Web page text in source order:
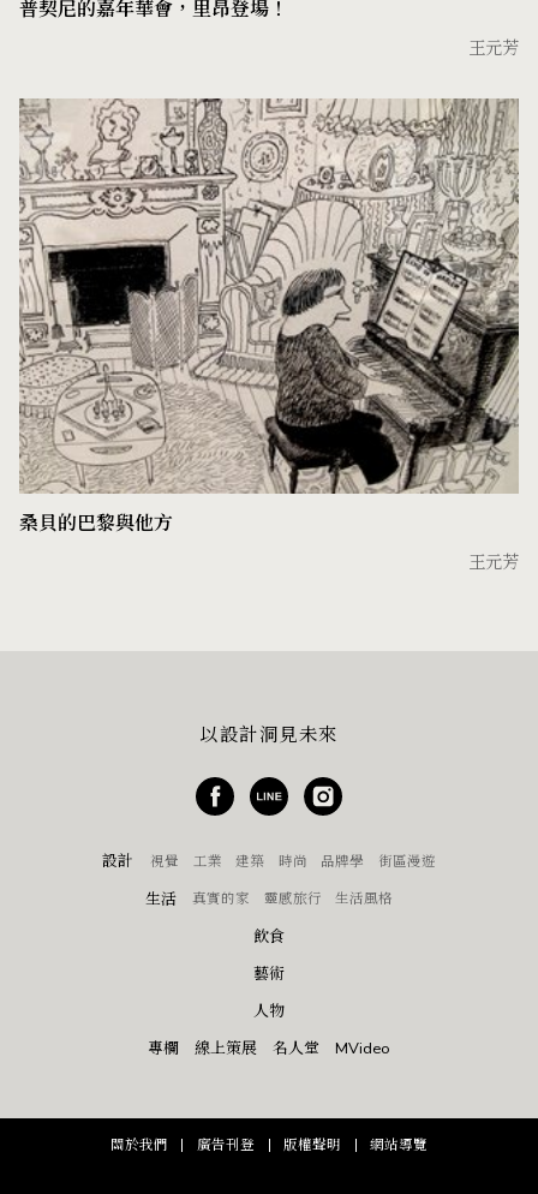
普契尼的嘉年華會，里昂登場！
王元芳
桑貝的巴黎與他方
王元芳
以設計洞見未來
設計 視覺 工業 建築 時尚 品牌學 街區漫遊
生活 真實的家 靈感旅行 生活風格
飲食
藝術
人物
專欄
線上策展 名人堂 MVideo
關於我們 廣告刊登 版權聲明 網站導覽